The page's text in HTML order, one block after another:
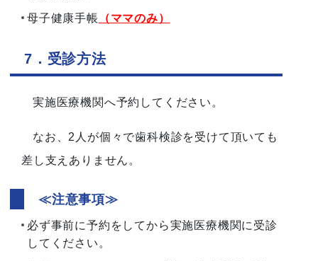
母子健康手帳 （ママのみ）
7．受診方法
実施医療機関へ予約してください。
なお、2人が個々で歯科検診を受けて頂いても
差し支えありません。
≪注意事項≫
必ず事前に予約をしてから実施医療機関に受診
してください。